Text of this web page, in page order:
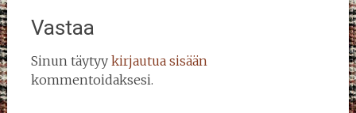
Vastaa
Sinun täytyy kirjautua sisään
kommentoidaksesi.